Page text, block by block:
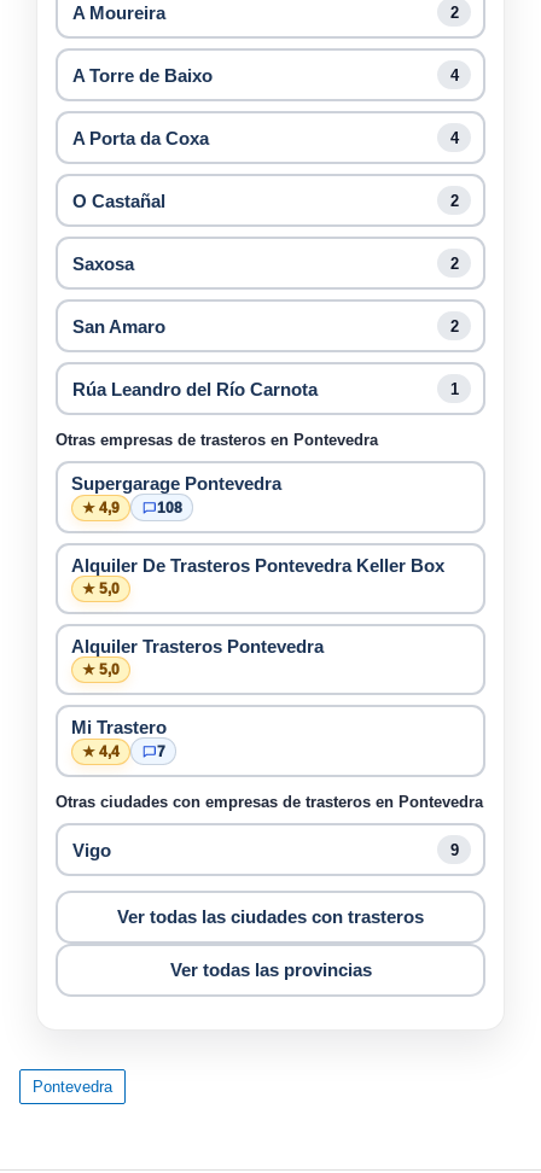
A Moureira 2
A Torre de Baixo 4
A Porta da Coxa 4
O Castañal 2
Saxosa 2
San Amaro 2
Rúa Leandro del Río Carnota 1
Otras empresas de trasteros en Pontevedra
Supergarage Pontevedra
★ 4,9 108
Alquiler De Trasteros Pontevedra Keller Box
★ 5,0
Alquiler Trasteros Pontevedra
★ 5,0
Mi Trastero
★ 4,4 7
Otras ciudades con empresas de trasteros en Pontevedra
Vigo 9
Ver todas las ciudades con trasteros
Ver todas las provincias
Pontevedra